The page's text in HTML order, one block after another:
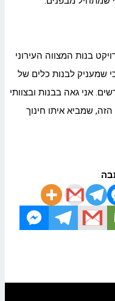
בנות המצווה העירוני
שמעניק לבנות כלים של
אני גאה בבנות ובצוותי
שמביא איתו חינוך